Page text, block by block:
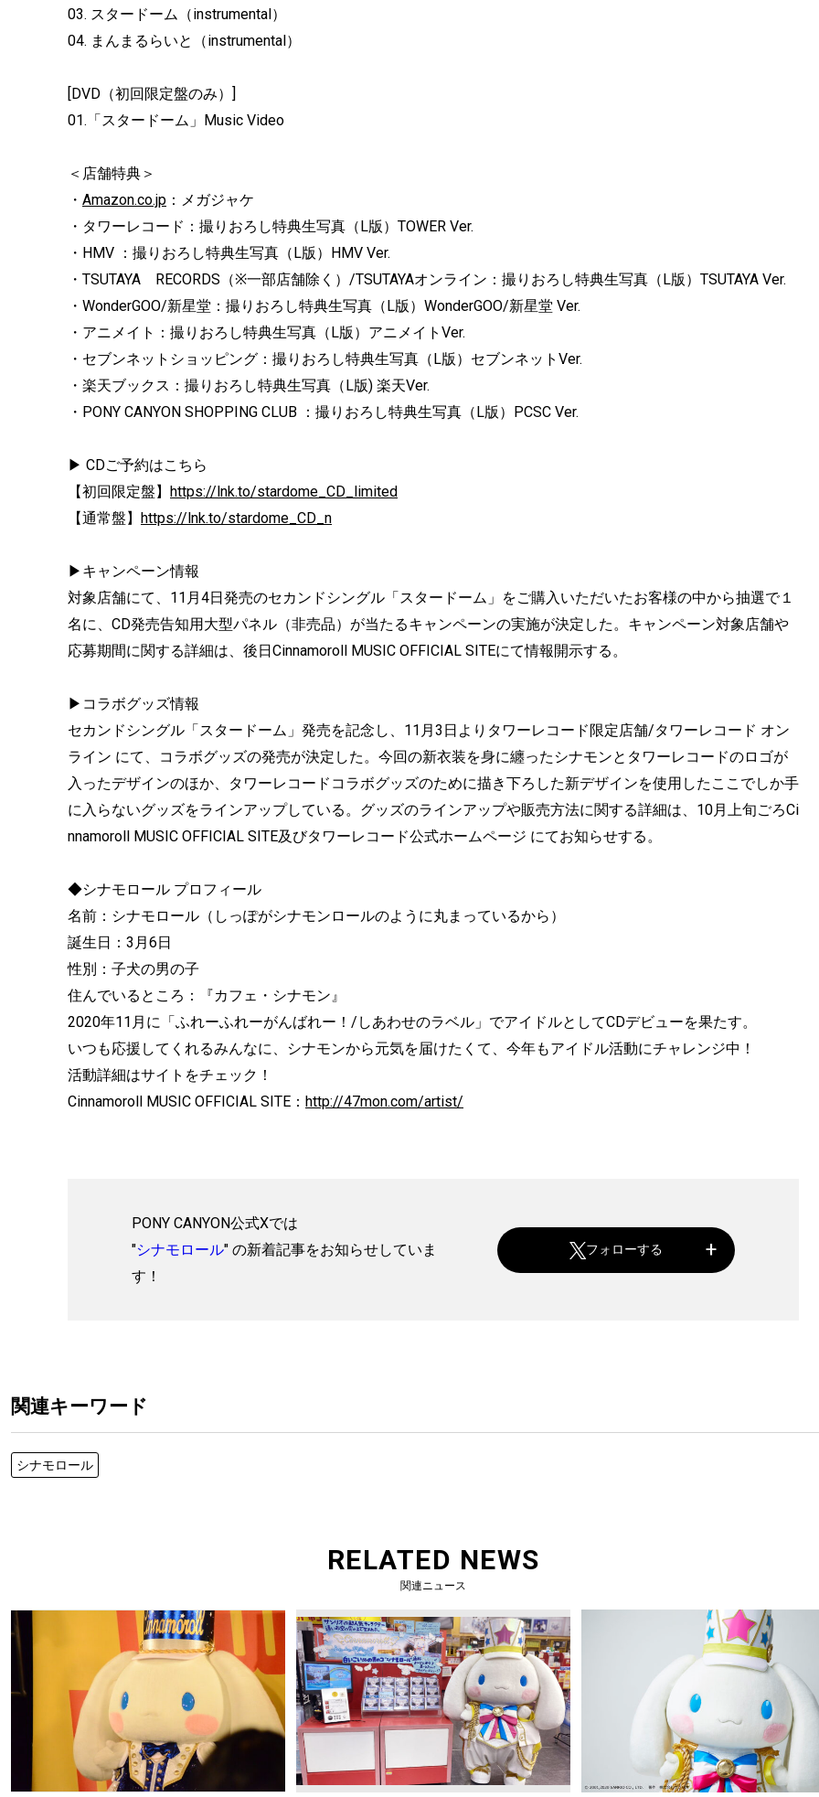
03. スタードーム（instrumental）
04. まんまるらいと（instrumental）
[DVD（初回限定盤のみ）]
01.「スタードーム」Music Video
＜店舗特典＞
・ Amazon.co.jp ：メガジャケ
・タワーレコード：撮りおろし特典生写真（L版）TOWER Ver.
・HMV ：撮りおろし特典生写真（L版）HMV Ver.
・TSUTAYA RECORDS（※一部店舗除く）/TSUTAYAオンライン：撮りおろし特典生写真（L版）TSUTAYA Ver.
・WonderGOO/新星堂：撮りおろし特典生写真（L版）WonderGOO/新星堂 Ver.
・アニメイト：撮りおろし特典生写真（L版）アニメイトVer.
・セブンネットショッピング：撮りおろし特典生写真（L版）セブンネットVer.
・楽天ブックス：撮りおろし特典生写真（L版) 楽天Ver.
・PONY CANYON SHOPPING CLUB ：撮りおろし特典生写真（L版）PCSC Ver.
▶ CDご予約はこちら
【初回限定盤】 https://lnk.to/stardome_CD_limited
【通常盤】 https://lnk.to/stardome_CD_n
▶キャンペーン情報
対象店舗にて、11月4日発売のセカンドシングル「スタードーム」をご購入いただいたお客様の中から抽選で１
名に、CD発売告知用大型パネル（非売品）が当たるキャンペーンの実施が決定した。キャンペーン対象店舗や
応募期間に関する詳細は、後日Cinnamoroll MUSIC OFFICIAL SITEにて情報開示する。
▶コラボグッズ情報
セカンドシングル「スタードーム」発売を記念し、11月3日よりタワーレコード限定店舗/タワーレコード オン
ライン にて、コラボグッズの発売が決定した。今回の新衣装を身に纏ったシナモンとタワーレコードのロゴが
入ったデザインのほか、タワーレコードコラボグッズのために描き下ろした新デザインを使用したここでしか手
に入らないグッズをラインアップしている。グッズのラインアップや販売方法に関する詳細は、10月上旬ごろCi
nnamoroll MUSIC OFFICIAL SITE及びタワーレコード公式ホームページ にてお知らせする。
◆シナモロール プロフィール
名前：シナモロール（しっぽがシナモンロールのように丸まっているから）
誕生日：3月6日
性別：子犬の男の子
住んでいるところ：『カフェ・シナモン』
2020年11月に「ふれーふれーがんばれー！/しあわせのラベル」でアイドルとしてCDデビューを果たす。
いつも応援してくれるみんなに、シナモンから元気を届けたくて、今年もアイドル活動にチャレンジ中！
活動詳細はサイトをチェック！
Cinnamoroll MUSIC OFFICIAL SITE： http://47mon.com/artist/
PONY CANYON公式Xでは
"シナモロール" の新着記事をお知らせしていま
す！
フォローする
関連キーワード
シナモロール
RELATED NEWS
関連ニュース